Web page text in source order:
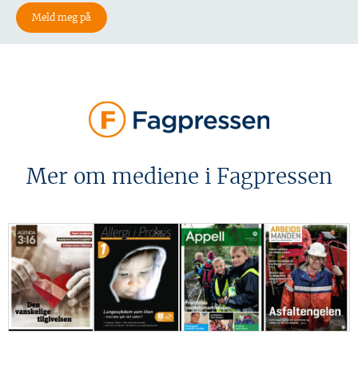
Mer om mediene i Fagpressen